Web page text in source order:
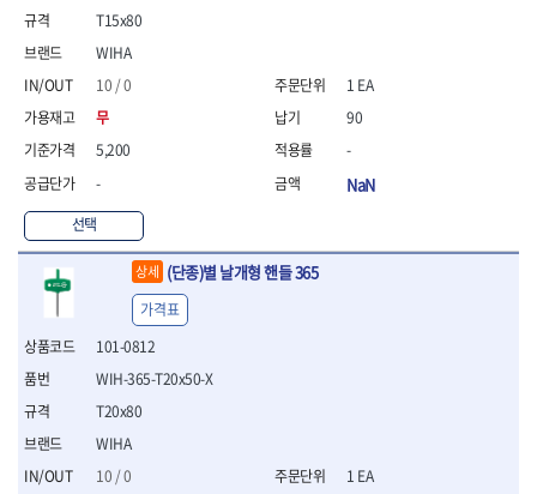
- 항공가위
- 클램프
- 망치
- 볼핀망치
- 함마망치
- 도끼
- 판금망치
- 나일론무반동망치
- 플라스틱망치
- 고무망치
- 센타펀치
- 평치즐
- 핀펀치세트
- 펀치세트
- 톱대
WIHA
10 / 0
무
5,200
-
선택
T15x80
1 EA
90
-
NaN
상세 (단종)별 날개형 핸들 365
101-0812
WIHA
10 / 0
WIH-365-T20x50-X
T20x80
가격표
1 EA